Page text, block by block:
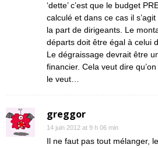
‘dette’ c’est que le budget
calculé et dans ce cas il
la part de dirigeants. Le
départs doit être égal à celui
Le dégraissage devrait être
financier. Cela veut dire
le veut…
greggor
14 juin 2012 at 9 h 06 min
Il ne faut pas tout mélanger,